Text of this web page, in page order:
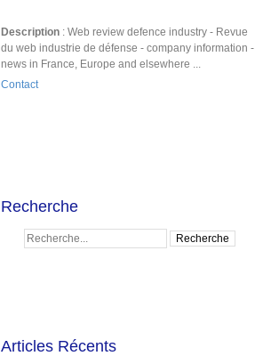
Description : Web review defence industry - Revue
du web industrie de défense - company information -
news in France, Europe and elsewhere ...
Contact
Recherche
Articles Récents